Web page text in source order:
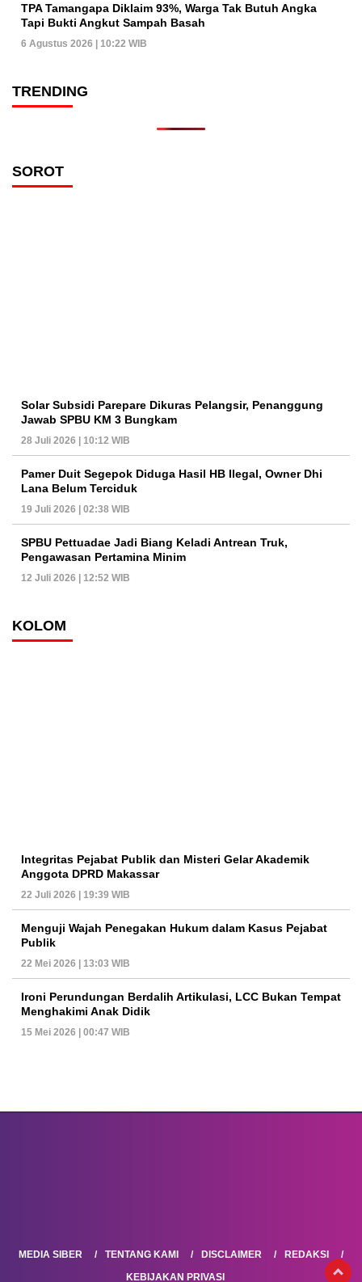
TPA Tamangapa Diklaim 93%, Warga Tak Butuh Angka
Tapi Bukti Angkut Sampah Basah
6 Agustus 2026 | 10:22 WIB
TRENDING
SOROT
Solar Subsidi Parepare Dikuras Pelangsir, Penanggung
Jawab SPBU KM 3 Bungkam
28 Juli 2026 | 10:12 WIB
Pamer Duit Segepok Diduga Hasil HB Ilegal, Owner Dhi
Lana Belum Terciduk
19 Juli 2026 | 02:38 WIB
SPBU Pettuadae Jadi Biang Keladi Antrean Truk,
Pengawasan Pertamina Minim
12 Juli 2026 | 12:52 WIB
KOLOM
Integritas Pejabat Publik dan Misteri Gelar Akademik
Anggota DPRD Makassar
22 Juli 2026 | 19:39 WIB
Menguji Wajah Penegakan Hukum dalam Kasus Pejabat
Publik
22 Mei 2026 | 13:03 WIB
Ironi Perundungan Berdalih Artikulasi, LCC Bukan Tempat
Menghakimi Anak Didik
15 Mei 2026 | 00:47 WIB
MEDIA SIBER TENTANG KAMI DISCLAIMER
REDAKSI
KEBIJAKAN PRIVASI